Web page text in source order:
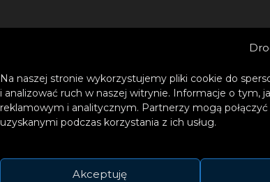
Na naszej stronie wykorzystujemy pliki cookie do
i analizować ruch w naszej witrynie. Informacje o tym,
reklamowym i analitycznym. Partnerzy mogą
uzyskanymi podczas korzystania z ich usług.
Akceptuję